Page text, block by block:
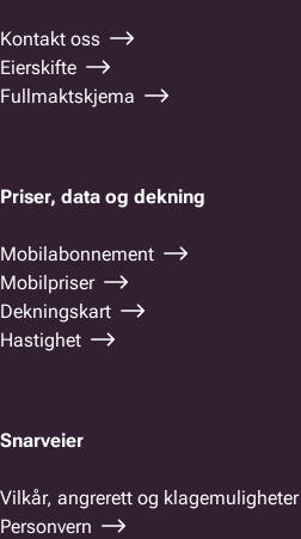
Kontakt oss
Eierskifte
Fullmaktskjema
Priser, data og dekning
Mobilabonnement
Mobilpriser
Dekningskart
Hastighet
Snarveier
Vilkår, angrerett og klagemuligheter
Personvern